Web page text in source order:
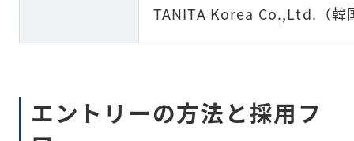
TANITA Korea Co.,Ltd.（韓
エントリーの方法と採用フ